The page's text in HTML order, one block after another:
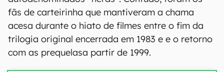
fãs de carteirinha que mantiveram a chama
acesa durante o hiato de filmes entre o fim da
trilogia original encerrada em 1983 e e o retorno
com as prequelasa partir de 1999.